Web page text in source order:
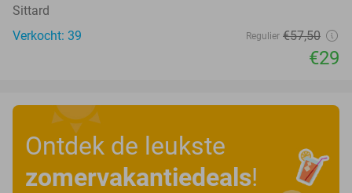
Sittard
Verkocht: 39
Regulier €57,50
€29
Ontdek de leukste
zomervakantiedeals!